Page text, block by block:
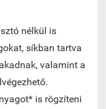
nélkül is
síkban tartva
valamint a
is rögzíteni